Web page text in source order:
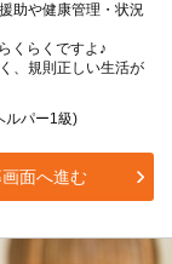
助や健康管理・状況
くらくですよ♪
、規則正しい生活が
ルパー1級)
面へ進む